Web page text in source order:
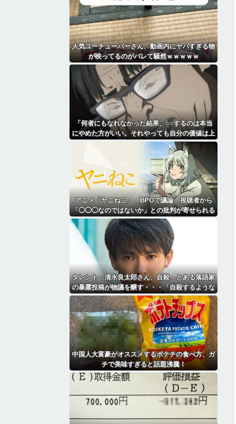
人気ユーチューバーさん、動画内にヤバすぎる物
が映ってるのがバレて騒然ｗｗｗｗｗ
「何者にもなれなかった結果、○○するのは本当
にやめた方がいい。それやっても自分の価値は上
がらない」→各界隈に突き刺さってしまう
アニメ「ヤニねこ」、BPOで議論 視聴者から
「◯◯◯なのではないか」との批判が寄せられる
タレント・清水良太郎さん、自殺→とある落語家
の暴露投稿が物議を醸す・・・「自殺するような
奴に◯◯されたんだね俺は」
中国人大富豪がオススメするポテチの食べ方、ガ
チで美味すぎると話題沸騰！